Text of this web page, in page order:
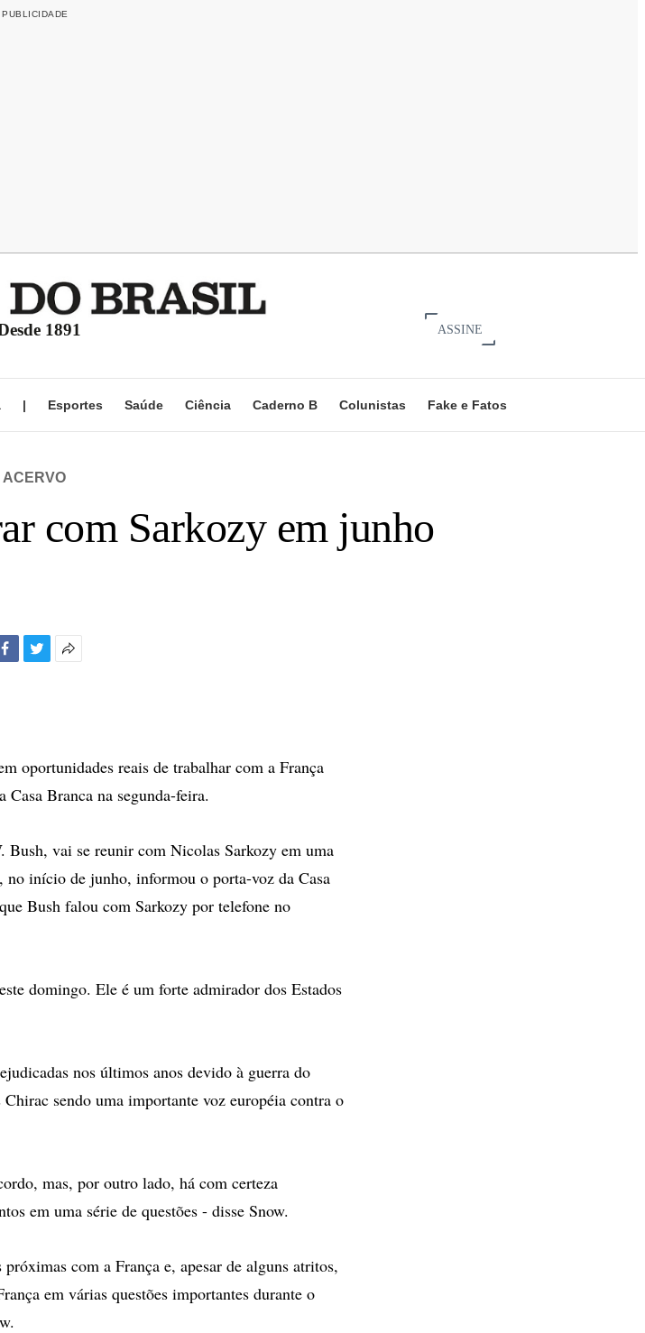
1891 ASSINE
| Esportes Saúde Ciência Caderno B Colunistas Fake e Fatos
ACERVO
com Sarkozy em junho
oportunidades reais de trabalhar com a França
Branca na segunda-feira.
Bush, vai se reunir com Nicolas Sarkozy em uma
início de junho, informou o porta-voz da Casa
Bush falou com Sarkozy por telefone no
domingo. Ele é um forte admirador dos Estados
nos últimos anos devido à guerra do
sendo uma importante voz européia contra o
mas, por outro lado, há com certeza
em uma série de questões - disse Snow.
com a França e, apesar de alguns atritos,
em várias questões importantes durante o